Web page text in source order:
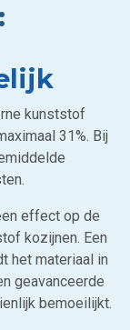
kunststof
31%. Bij
effect op de
kozijnen. Een
het materiaal in
geavanceerde
bemoeilijkt.